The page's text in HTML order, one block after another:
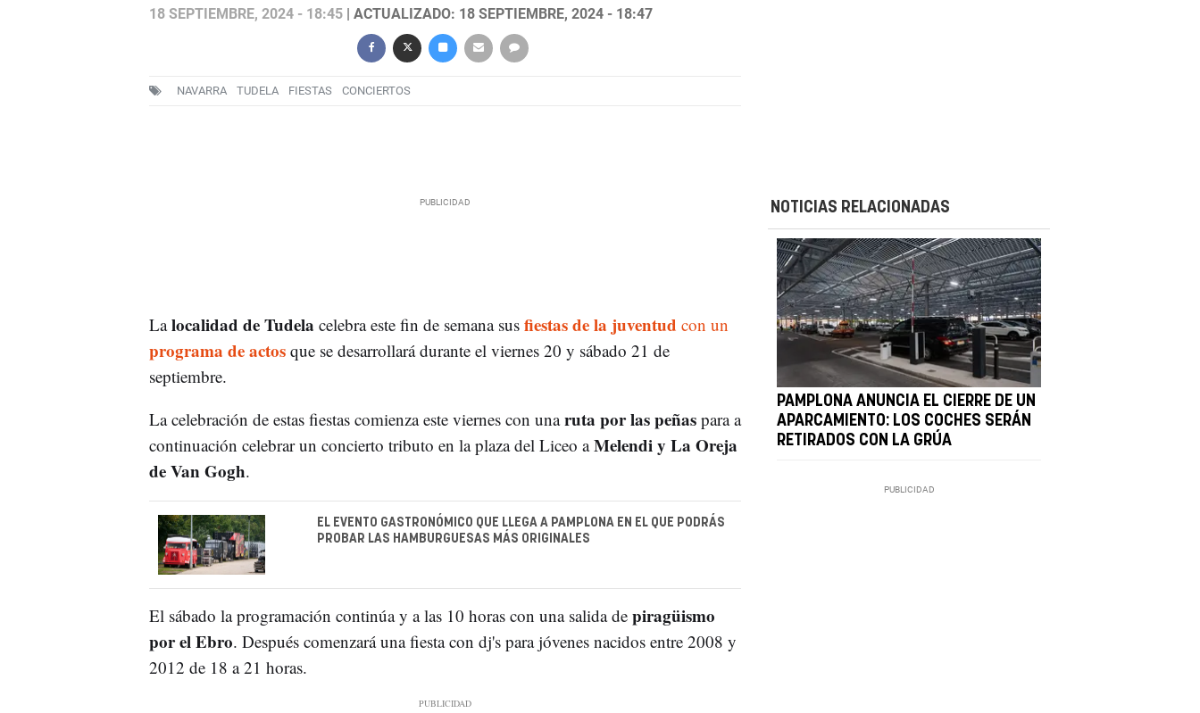
18 SEPTIEMBRE, 2024 - 18:45| ACTUALIZADO: 18 SEPTIEMBRE, 2024 - 18:47
NAVARRA TUDELA FIESTAS CONCIERTOS
Lalocalidad de Tudela celebra este fin de semana sus fiestas de la juventud con un
programa de actos que se desarrollará durante el viernes 20 y sábado 21 de
septiembre.
La celebración de estas fiestas comienza este viernes con unaruta por las peñaspara a
continuación celebrar un concierto tributo en la plaza del Liceo aMelendi y La Oreja
de Van Gogh.
EL EVENTO GASTRONÓMICO QUE LLEGA A PAMPLONA EN EL QUE PODRÁS
PROBAR LAS HAMBURGUESAS MÁS ORIGINALES
El sábado la programación continúa y a las 10 horas con una salida de piragüismo
por el Ebro. Después comenzará una fiesta con dj's para jóvenes nacidos entre 2008 y
2012 de 18 a 21 horas.
NOTICIAS RELACIONADAS
PAMPLONA ANUNCIA EL CIERRE DE UN
APARCAMIENTO: LOS COCHES SERÁN
RETIRADOS CON LA GRÚA